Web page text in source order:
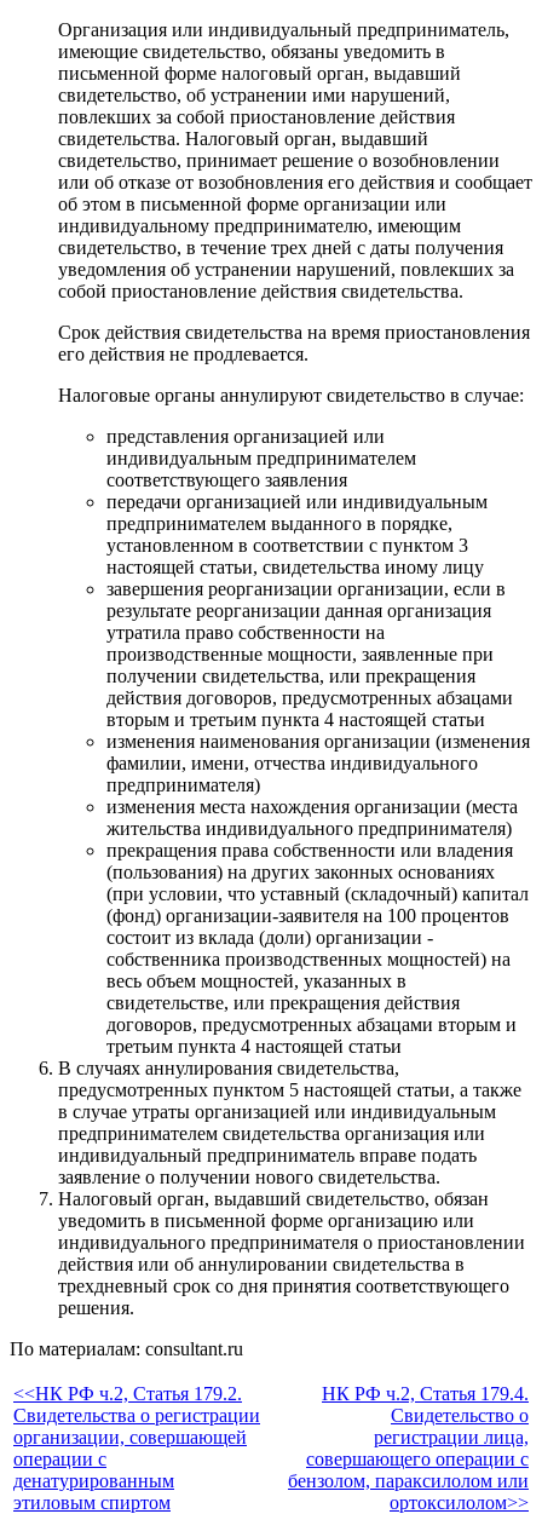
Организация или индивидуальный предприниматель,
имеющие свидетельство, обязаны уведомить в
письменной форме налоговый орган, выдавший
свидетельство, об устранении ими нарушений,
повлекших за собой приостановление действия
свидетельства. Налоговый орган, выдавший
свидетельство, принимает решение о возобновлении
или об отказе от возобновления его действия и сообщает
об этом в письменной форме организации или
индивидуальному предпринимателю, имеющим
свидетельство, в течение трех дней с даты получения
уведомления об устранении нарушений, повлекших за
собой приостановление действия свидетельства.
Срок действия свидетельства на время приостановления
его действия не продлевается.
Налоговые органы аннулируют свидетельство в случае:
представления организацией или
индивидуальным предпринимателем
соответствующего заявления
передачи организацией или индивидуальным
предпринимателем выданного в порядке,
установленном в соответствии с пунктом 3
настоящей статьи, свидетельства иному лицу
завершения реорганизации организации, если в
результате реорганизации данная организация
утратила право собственности на
производственные мощности, заявленные при
получении свидетельства, или прекращения
действия договоров, предусмотренных абзацами
вторым и третьим пункта 4 настоящей статьи
изменения наименования организации (изменения
фамилии, имени, отчества индивидуального
предпринимателя)
изменения места нахождения организации (места
жительства индивидуального предпринимателя)
прекращения права собственности или владения
(пользования) на других законных основаниях
(при условии, что уставный (складочный) капитал
(фонд) организации-заявителя на 100 процентов
состоит из вклада (доли) организации -
собственника производственных мощностей) на
весь объем мощностей, указанных в
свидетельстве, или прекращения действия
договоров, предусмотренных абзацами вторым и
третьим пункта 4 настоящей статьи
В случаях аннулирования свидетельства,
предусмотренных пунктом 5 настоящей статьи, а также
в случае утраты организацией или индивидуальным
предпринимателем свидетельства организация или
индивидуальный предприниматель вправе подать
заявление о получении нового свидетельства.
Налоговый орган, выдавший свидетельство, обязан
уведомить в письменной форме организацию или
индивидуального предпринимателя о приостановлении
действия или об аннулировании свидетельства в
трехдневный срок со дня принятия соответствующего
решения.
По материалам: consultant.ru
<<НК РФ ч.2, Статья 179.2.
Свидетельства о регистрации
организации, совершающей
операции с
денатурированным
этиловым спиртом
НК РФ ч.2, Статья 179.4.
Свидетельство о
регистрации лица,
совершающего операции с
бензолом, параксилолом или
ортоксилолом>>